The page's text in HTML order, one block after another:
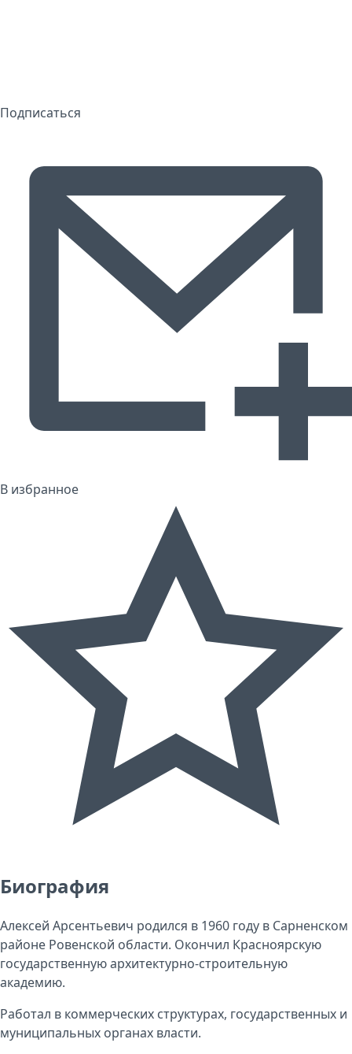
Подписаться
В избранное
Биография
Алексей Арсентьевич родился в 1960 году в Сарненском
районе Ровенской области. Окончил Красноярскую
государственную архитектурно-строительную
академию.
Работал в коммерческих структурах, государственных и
муниципальных органах власти.